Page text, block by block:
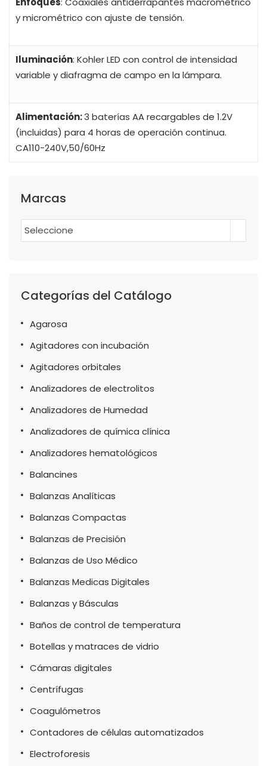
y micrométrico con ajuste de tensión.
Iluminación: Kohler LED con control de intensidad
variable y diafragma de campo en la lámpara.
Alimentación:3 baterías AA recargables de 1.2V
(incluidas) para 4 horas de operación continua.
CA110-240V,50/60Hz
Marcas
Seleccione
Categorías del Catálogo
Agarosa
Agitadores con incubación
Agitadores orbitales
Analizadores de electrolitos
Analizadores de Humedad
Analizadores de química clínica
Analizadores hematológicos
Balancines
Balanzas Analíticas
Balanzas Compactas
Balanzas de Precisión
Balanzas de Uso Médico
Balanzas Medicas Digitales
Balanzas y Básculas
Baños de control de temperatura
Botellas y matraces de vidrio
Cámaras digitales
Centrífugas
Coagulómetros
Contadores de células automatizados
Electroforesis